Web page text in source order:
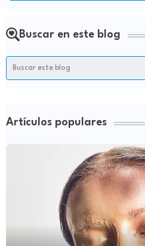
Buscar en este blog
Artículos populares